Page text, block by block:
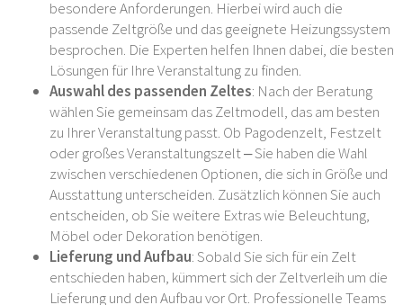
besondere Anforderungen. Hierbei wird auch die
passende Zeltgröße und das geeignete Heizungssystem
besprochen. Die Experten helfen Ihnen dabei, die besten
Lösungen für Ihre Veranstaltung zu finden.
Auswahl des passenden Zeltes: Nach der Beratung
wählen Sie gemeinsam das Zeltmodell, das am besten
zu Ihrer Veranstaltung passt. Ob Pagodenzelt, Festzelt
oder großes Veranstaltungszelt – Sie haben die Wahl
zwischen verschiedenen Optionen, die sich in Größe und
Ausstattung unterscheiden. Zusätzlich können Sie auch
entscheiden, ob Sie weitere Extras wie Beleuchtung,
Möbel oder Dekoration benötigen.
Lieferung und Aufbau: Sobald Sie sich für ein Zelt
entschieden haben, kümmert sich der Zeltverleih um die
Lieferung und den Aufbau vor Ort. Professionelle Teams